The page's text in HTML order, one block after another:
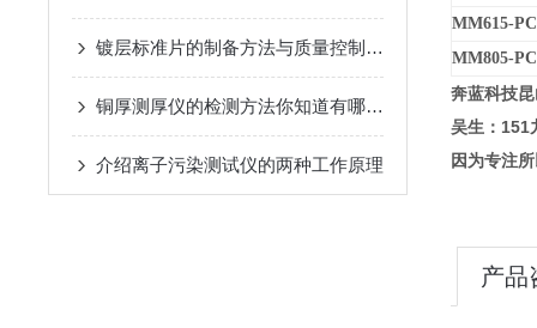
镀层标准片的制备方法与质量控制研究
铜厚测厚仪的检测方法你知道有哪几种嘛
介绍离子污染测试仪的两种工作原理
MM615-
MM805-
奔蓝科技
吴生：151
因为专注
产品